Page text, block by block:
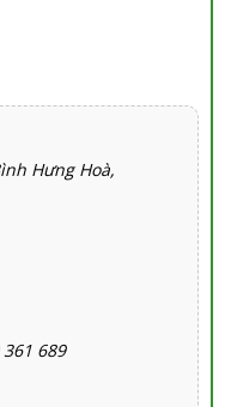
Hưng Hoà,
689